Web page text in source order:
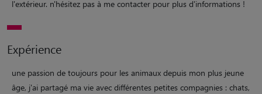
l'extérieur. n'hésitez pas à me contacter pour plus d'informations !
Expérience
une passion de toujours pour les animaux depuis mon plus jeune
âge, j'ai partagé ma vie avec différentes petites compagnies : chats,